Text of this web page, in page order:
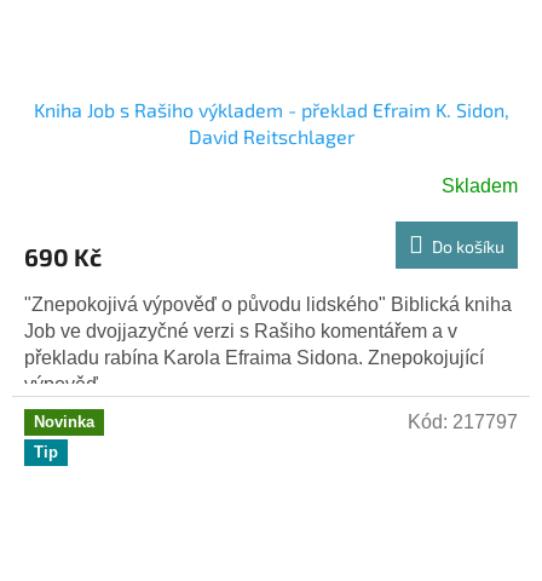
Kniha Job s Rašiho výkladem - překlad Efraim K. Sidon,
David Reitschlager
Skladem
690 Kč Do košíku
"Znepokojivá výpověď o původu lidského" Biblická kniha
Job ve dvojjazyčné verzi s Rašiho komentářem a v
překladu rabína Karola Efraima Sidona. Znepokojující
výpověď...
Novinka
Tip
Kód: 217797